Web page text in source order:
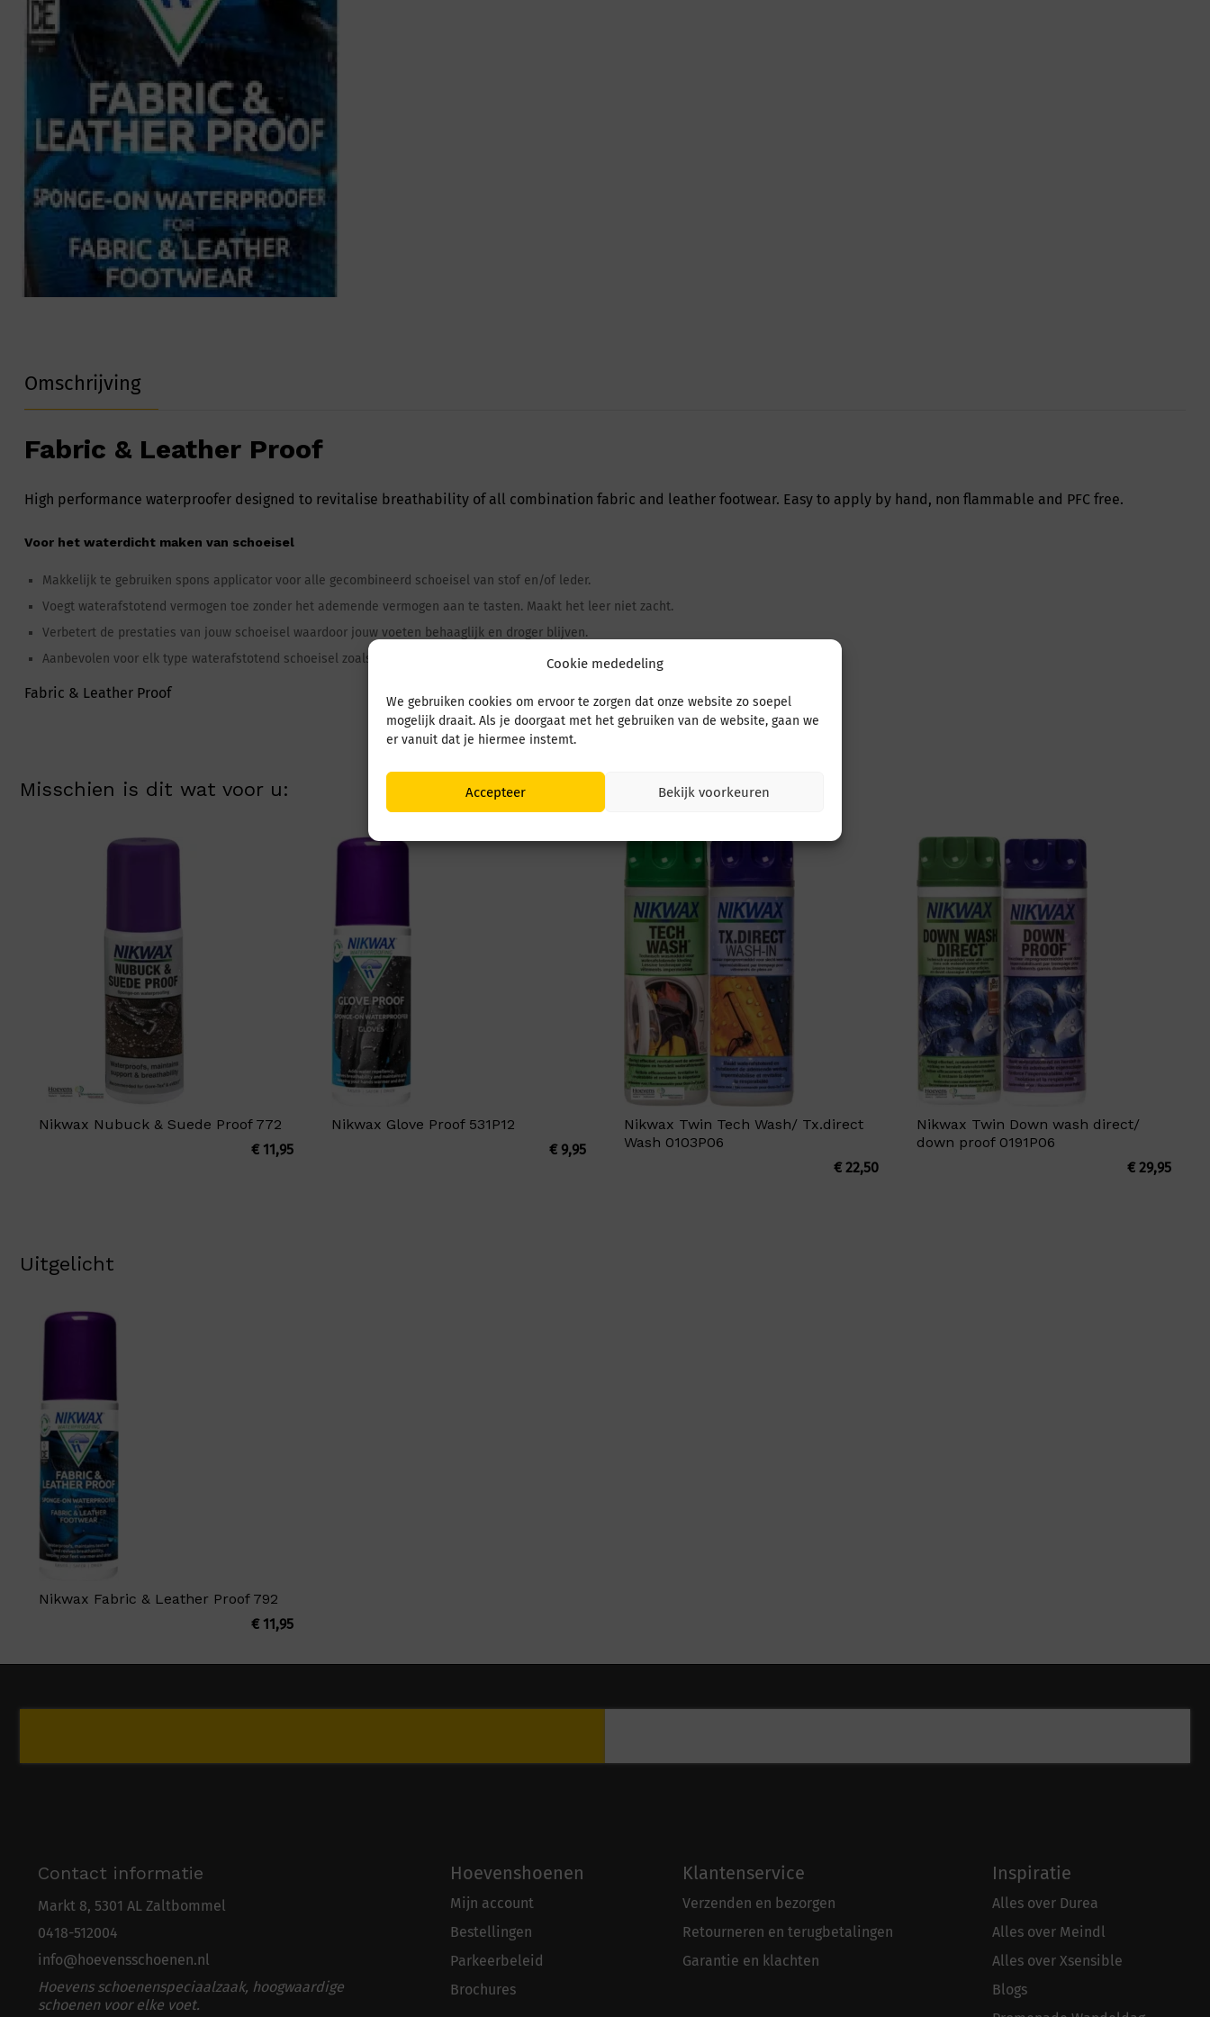
Cookie mededeling
We gebruiken cookies om ervoor te zorgen dat onze website zo soepel
mogelijk draait. Als je doorgaat met het gebruiken van de website, gaan we
er vanuit dat je hiermee instemt.
Accepteer Bekijk voorkeuren
Omschrijving
Fabric & Leather Proof
High performance waterproofer designed to revitalise breathability of all combination fabric and leather footwear. Easy to apply by hand, non flammable and PFC free.
Voor het waterdicht maken van schoeisel
Makkelijk te gebruiken spons applicator voor alle gecombineerd schoeisel van stof en/of leder.
Voegt waterafstotend vermogen toe zonder het ademende vermogen aan te tasten. Maakt het leer niet zacht.
Verbetert de prestaties van jouw schoeisel waardoor jouw voeten behaaglijk en droger blijven.
Aanbevolen voor elk type waterafstotend schoeisel zoals; Gore-Tex® and eVent®, Sympatex ®
Fabric & Leather Proof
Misschien is dit wat voor u:
Nikwax Nubuck & Suede Proof 772
€11,95
Nikwax Glove Proof 531P12
€9,95
Nikwax Twin Tech Wash/ Tx.direct
Wash 0103P06
€22,50
Nikwax Twin Down wash direct/
down proof 0191P06
€29,95
Uitgelicht
Nikwax Fabric & Leather Proof 792
€11,95
Contact informatie
Markt 8, 5301 AL Zaltbommel
0418-512004
info@hoevensschoenen.nl
Hoevens schoenenspeciaalzaak, hoogwaardige
schoenen voor elke voet.
Hoevenshoenen
Mijn account
Bestellingen
Parkeerbeleid
Brochures
Klantenservice
Verzenden en bezorgen
Retourneren en terugbetalingen
Garantie en klachten
Inspiratie
Alles over Durea
Alles over Meindl
Alles over Xsensible
Blogs